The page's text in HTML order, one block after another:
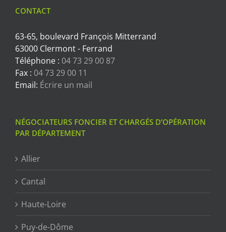
CONTACT
63-65, boulevard François Mitterrand
63000 Clermont - Ferrand
Téléphone : 04 73 29 00 87
Fax : 04 73 29 00 11
Email: Écrire un mail
NÉGOCIATEURS FONCIER ET CHARGÉS D’OPÉRATION
PAR DÉPARTEMENT
Allier
Cantal
Haute-Loire
Puy-de-Dôme